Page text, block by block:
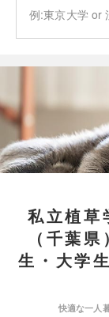
私立植草
（千葉
生・大学
快適な一人